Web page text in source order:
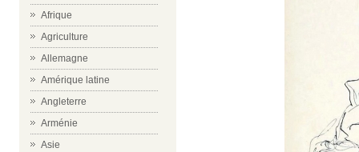
Afrique
Agriculture
Allemagne
Amérique latine
Angleterre
Arménie
Asie